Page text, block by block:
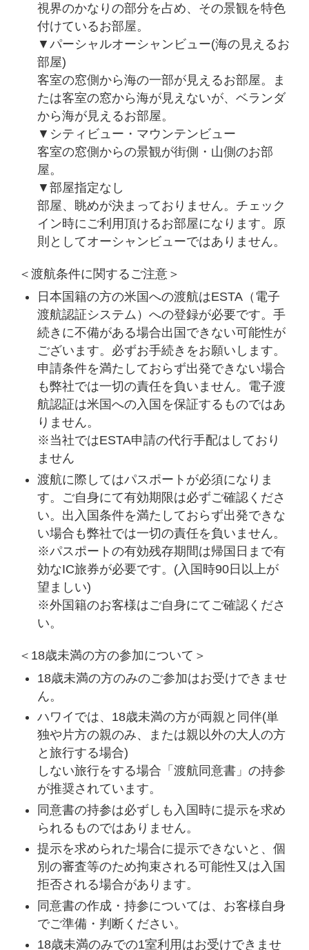
視界のかなりの部分を占め、その景観を特色
付けているお部屋。
▼パーシャルオーシャンビュー(海の見えるお
部屋)
客室の窓側から海の一部が見えるお部屋。ま
たは客室の窓から海が見えないが、ベランダ
から海が見えるお部屋。
▼シティビュー・マウンテンビュー
客室の窓側からの景観が街側・山側のお部
屋。
▼部屋指定なし
部屋、眺めが決まっておりません。チェック
イン時にご利用頂けるお部屋になります。原
則としてオーシャンビューではありません。
＜渡航条件に関するご注意＞
日本国籍の方の米国への渡航はESTA（電子
渡航認証システム）への登録が必要です。手
続きに不備がある場合出国できない可能性が
ございます。必ずお手続きをお願いします。
申請条件を満たしておらず出発できない場合
も弊社では一切の責任を負いません。電子渡
航認証は米国への入国を保証するものではあ
りません。
※当社ではESTA申請の代行手配はしており
ません
渡航に際してはパスポートが必須になりま
す。ご自身にて有効期限は必ずご確認くださ
い。出入国条件を満たしておらず出発できな
い場合も弊社では一切の責任を負いません。
※パスポートの有効残存期間は帰国日まで有
効なIC旅券が必要です。(入国時90日以上が
望ましい)
※外国籍のお客様はご自身にてご確認くださ
い。
＜18歳未満の方の参加について＞
18歳未満の方のみのご参加はお受けできませ
ん。
ハワイでは、18歳未満の方が両親と同伴(単
独や片方の親のみ、または親以外の大人の方
と旅行する場合)
しない旅行をする場合「渡航同意書」の持参
が推奨されています。
同意書の持参は必ずしも入国時に提示を求め
られるものではありません。
提示を求められた場合に提示できないと、個
別の審査等のため拘束される可能性又は入国
拒否される場合があります。
同意書の作成・持参については、お客様自身
でご準備・判断ください。
18歳未満のみでの1室利用はお受けできませ